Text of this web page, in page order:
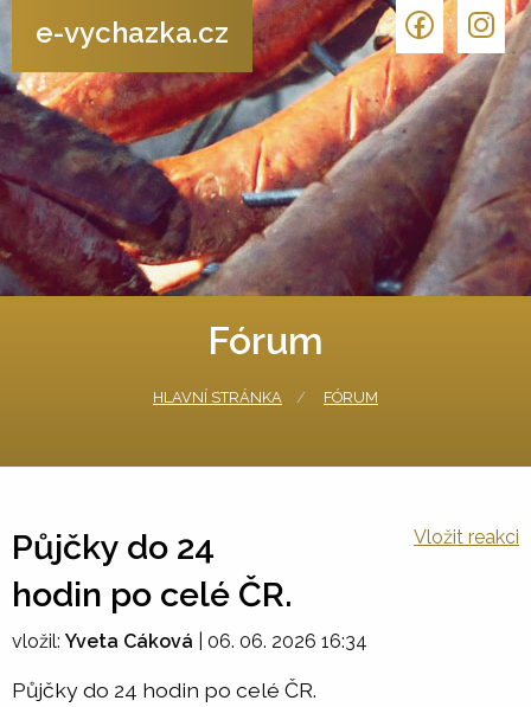
e-vychazka.cz
Fórum
HLAVNÍ STRÁNKA FÓRUM
Půjčky do 24
hodin po celé ČR.
Vložit reakci
vložil: Yveta Cáková 06. 06. 2026 16:34
Půjčky do 24 hodin po celé ČR.